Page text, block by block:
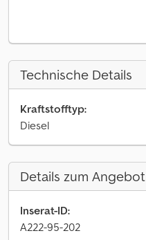
Technische Details
Kraftstofftyp:
Diesel
Details zum Angebot
Inserat-ID:
A222-95-202